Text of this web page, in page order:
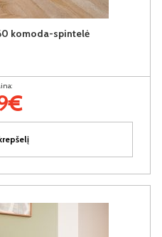
komoda-spintelė